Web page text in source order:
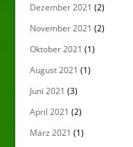
Dezember 2021 (2)
November 2021 (2)
Oktober 2021 (1)
August 2021 (1)
Juni 2021 (3)
April 2021 (2)
März 2021 (1)